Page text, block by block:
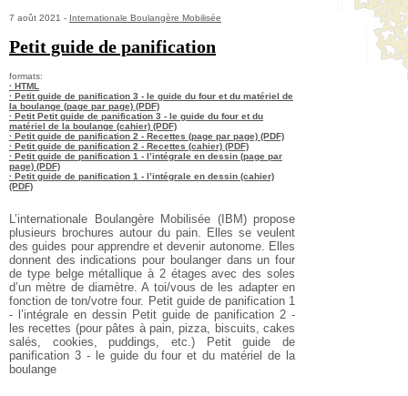
7 août 2021 - Internationale Boulangère Mobilisée
Petit guide de panification
formats:
· HTML
· Petit guide de panification 3 - le guide du four et du matériel de
la boulange (page par page) (PDF)
· Petit Petit guide de panification 3 - le guide du four et du
matériel de la boulange (cahier) (PDF)
· Petit guide de panification 2 - Recettes (page par page) (PDF)
· Petit guide de panification 2 - Recettes (cahier) (PDF)
· Petit guide de panification 1 - l’intégrale en dessin (page par
page) (PDF)
· Petit guide de panification 1 - l’intégrale en dessin (cahier)
(PDF)
L’internationale Boulangère Mobilisée (IBM) propose
plusieurs brochures autour du pain. Elles se veulent
des guides pour apprendre et devenir autonome. Elles
donnent des indications pour boulanger dans un four
de type belge métallique à 2 étages avec des soles
d’un mètre de diamètre. A toi/vous de les adapter en
fonction de ton/votre four. Petit guide de panification 1
- l’intégrale en dessin Petit guide de panification 2 -
les recettes (pour pâtes à pain, pizza, biscuits, cakes
salés, cookies, puddings, etc.) Petit guide de
panification 3 - le guide du four et du matériel de la
boulange